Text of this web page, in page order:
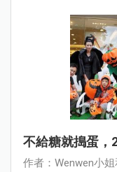
不給糖就搗蛋，
作者：Wenwen小